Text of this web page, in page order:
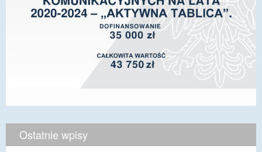
Ostatnie wpisy